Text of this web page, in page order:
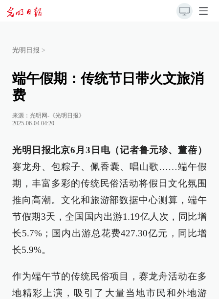
光明日报 >
端午假期：传统节日带火文旅消
费
来源： 光明网-《光明日报》
2025-06-04 04:20
光明日报北京6月3日电（记者鲁元珍、董蓓）
赛龙舟、包粽子、佩香囊、唱山歌……端午假
期，丰富多彩的传统民俗活动将假日文化氛围
推向高潮。文化和旅游部数据中心测算，端午
节假期3天，全国国内出游1.19亿人次，同比增
长5.7%；国内出游总花费427.30亿元，同比增
长5.9%。
作为端午节的传统民俗项目，赛龙舟活动在多
地精彩上演，吸引了大量当地市民和外地游